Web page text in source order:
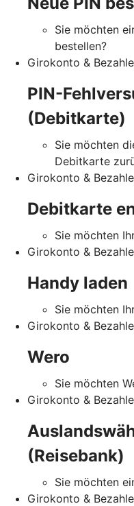
Sie möchten
bestellen?
Girokonto &
PIN-
(Debitkarte)
Sie möchten
Debitkarte
Girokonto &
Debitkarte
Sie möchten
Girokonto &
Handy laden
Sie möchten
Girokonto &
Wero
Sie möchten
Girokonto &
(Reisebank)
Sie möchten
Girokonto &